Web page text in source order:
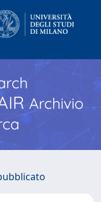
Archivio